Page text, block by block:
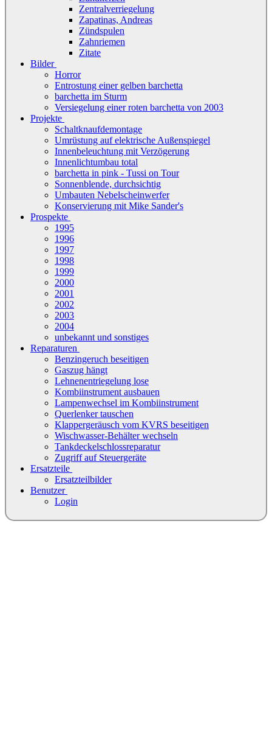
Zentralverriegelung
Zapatinas, Andreas
Zündspulen
Zahnriemen
Zitate
Bilder
Horror
Entrostung einer gelben barchetta
barchetta im Sturm
Versiegelung einer roten barchetta von 2003
Projekte
Schaltknaufdemontage
Umrüstung auf elektrische Außenspiegel
Innenbeleuchtung mit Verzögerung
Innenlichtumbau total
barchetta in pink - Tussi on Tour
Sonnenblende, durchsichtig
Umbauten Nebelscheinwerfer
Konservierung mit Mike Sander's
Prospekte
1995
1996
1997
1998
1999
2000
2001
2002
2003
2004
unbekannt und sonstiges
Reparaturen
Benzingeruch beseitigen
Gaszug hängt
Lehnenentriegelung lose
Kombiinstrument ausbauen
Lampenwechsel im Kombiinstrument
Querlenker tauschen
Klappergeräusch vom KVRS beseitigen
Wischwasser-Behälter wechseln
Tankdeckelschlossreparatur
Zugriff auf Steuergeräte
Ersatzteile
Ersatzteilbilder
Benutzer
Login